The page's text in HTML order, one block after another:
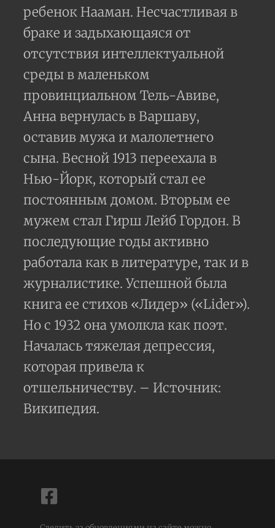
ребенок Нааман. Несчастливая в
браке и задыхающаяся от
отсутствия интеллектуальной
среды в маленьком
провинциальном Тель-Авиве,
Анна вернулась в Варшаву,
оставив мужа и малолетнего
сына. Весной 1913 переехала в
Нью-Йорк, который стал ее
постоянным домом. Вторым ее
мужем стал Гирш Лейб Гордон. В
последующие годы активно
работала как в литературе, так и в
журналистике. Успешной была
книга ее стихов «Лидер» («Lider»).
Но с 1932 она умолкла как поэт.
Началась тяжелая депрессия,
которая привела к
отшельничеству. – Источник:
Википедия.